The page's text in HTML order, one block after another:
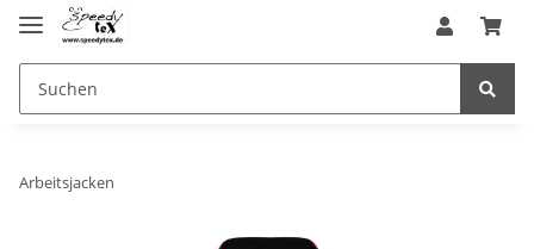
Arbeitsjacken